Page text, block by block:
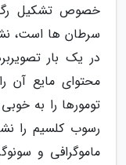
خصوص تشکیل رگ
سرطان ها است،
در یک بار
محتوای مایع آن
تومورها را به
رسوب کلسیم را
ماموگرافی و